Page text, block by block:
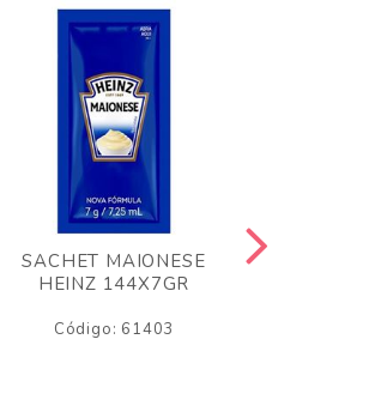
SACHET MAIONESE
HEINZ 144X7GR
Código: 61403